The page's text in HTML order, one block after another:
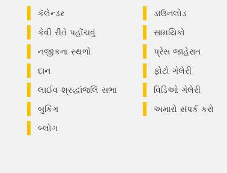
કૅલેન્ડર
કેવી રીતે પહોંચવું
નજીકના સ્થળો
દાન
લાઈવ શ્રદ્ધાંજલિ સભા
બુકિંગ
બ્લોગ
ડાઉનલોડ
સામયિકો
પ્રેસ જાહેરાત
ફોટો ગેલેરી
વિડિઓ ગેલેરી
અમારો સંપર્ક કરો